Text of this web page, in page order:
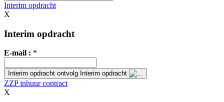
Interim opdracht
X
Interim opdracht
E-mail : *
Interim opdracht ontvolg Interim opdracht
ZZP inhuur contract
X